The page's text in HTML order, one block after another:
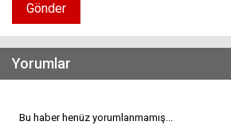
Gönder
Yorumlar
Bu haber henüz yorumlanmamış...